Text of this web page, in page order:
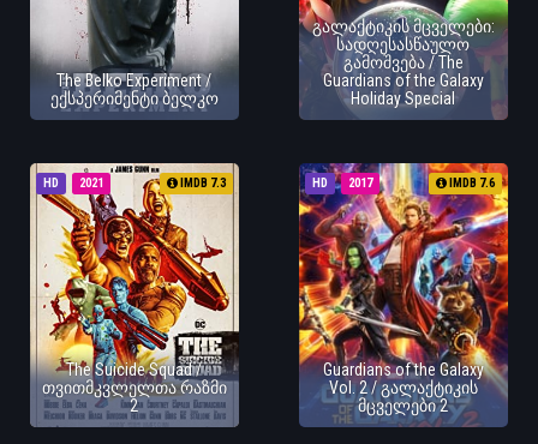
The Belko Experiment /
ექსპერიმენტი ბელკო
გალაქტიკის მცველები:
სადღესასწაულო
გამოშვება / The
Guardians of the Galaxy
Holiday Special
HD 2021 IMDB 7.3
The Suicide Squad /
თვითმკვლელთა რაზმი
2
HD 2017 IMDB 7.6
Guardians of the Galaxy
Vol. 2 / გალაქტიკის
მცველები 2